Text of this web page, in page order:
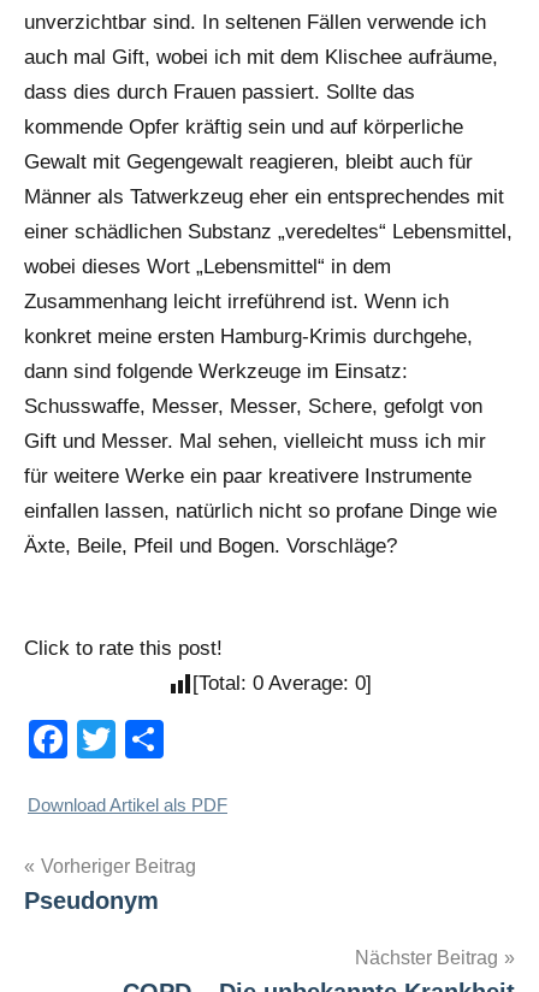
unverzichtbar sind. In seltenen Fällen verwende ich
auch mal Gift, wobei ich mit dem Klischee aufräume,
dass dies durch Frauen passiert. Sollte das
kommende Opfer kräftig sein und auf körperliche
Gewalt mit Gegengewalt reagieren, bleibt auch für
Männer als Tatwerkzeug eher ein entsprechendes mit
einer schädlichen Substanz „veredeltes“ Lebensmittel,
wobei dieses Wort „Lebensmittel“ in dem
Zusammenhang leicht irreführend ist. Wenn ich
konkret meine ersten Hamburg-Krimis durchgehe,
dann sind folgende Werkzeuge im Einsatz:
Schusswaffe, Messer, Messer, Schere, gefolgt von
Gift und Messer. Mal sehen, vielleicht muss ich mir
für weitere Werke ein paar kreativere Instrumente
einfallen lassen, natürlich nicht so profane Dinge wie
Äxte, Beile, Pfeil und Bogen. Vorschläge?
Click to rate this post!
[Total: 0 Average: 0]
Facebook
Twitter
Download Artikel als PDF
Beitragsnavigation
Vorheriger Beitrag
Pseudonym
Nächster Beitrag